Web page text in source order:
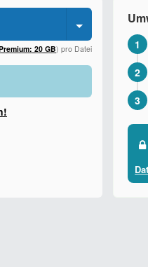
20 GB) pro Datei 1
2
3